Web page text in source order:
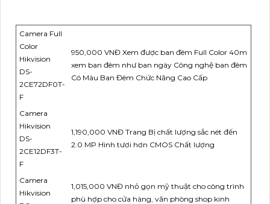
Camera Full
Color
Hikvision
DS-
2CE72DF0T-
F
950,000 VNĐ Xem được ban đêm Full Color 40m
xem ban đêm như ban ngày Công nghệ ban đêm
Có Màu Ban Đêm Chức Năng Cao Cấp
Camera
Hikvision
DS-
2CE12DF3T-
F
1,190,000 VNĐ Trang Bị chất lượng sắc nét đến
2.0 MP Hình tươi hơn CMOS Chất lượng
Camera
Hikvision
1,015,000 VNĐ nhỏ gọn mỹ thuật cho công trình
phù hợp cho cửa hàng, văn phòng shop kinh